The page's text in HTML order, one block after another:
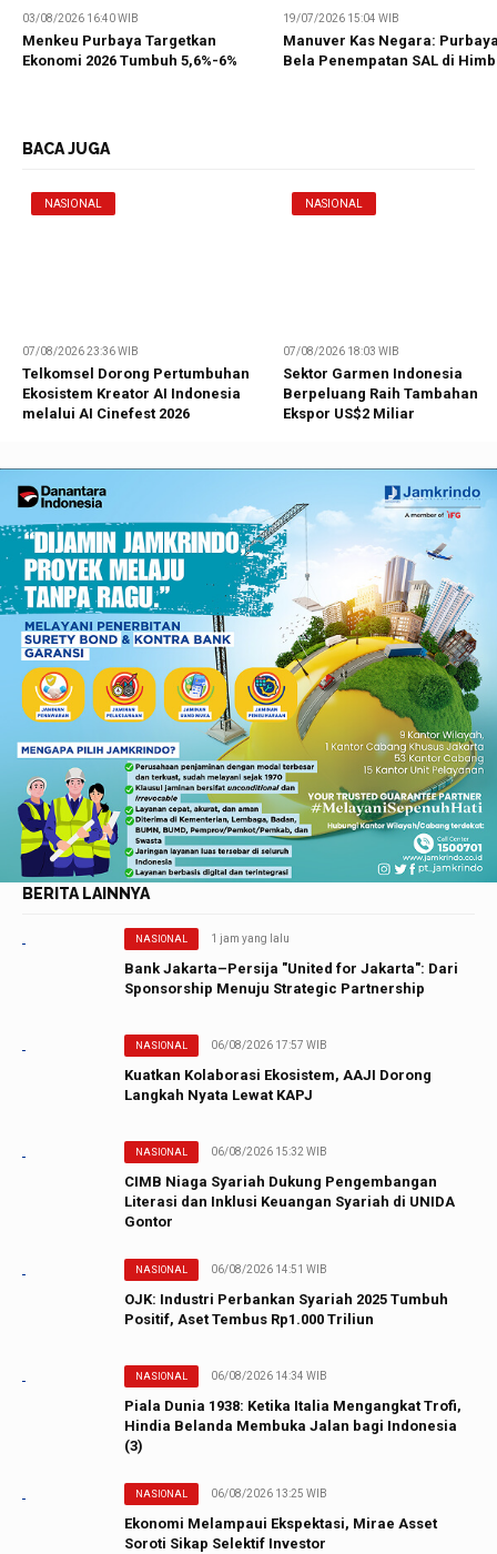
03/08/2026 16:40 WIB
Menkeu Purbaya Targetkan
Ekonomi 2026 Tumbuh 5,6%-6%
19/07/2026 15:04 WIB
Manuver Kas Negara:
Bela Penempatan SAL di
BACA JUGA
NASIONAL
07/08/2026 23:36 WIB
Telkomsel Dorong Pertumbuhan
Ekosistem Kreator AI Indonesia
melalui AI Cinefest 2026
NASIONAL
07/08/2026 18:03 WIB
Sektor Garmen Indonesia
Berpeluang Raih Tambahan
Ekspor US$2 Miliar
BERITA LAINNYA
NASIONAL 1 jam yang lalu
Bank Jakarta–Persija "United for Jakarta": Dari
Sponsorship Menuju Strategic Partnership
NASIONAL 06/08/2026 17:57 WIB
Kuatkan Kolaborasi Ekosistem, AAJI Dorong
Langkah Nyata Lewat KAPJ
NASIONAL 06/08/2026 15:32 WIB
CIMB Niaga Syariah Dukung Pengembangan
Literasi dan Inklusi Keuangan Syariah di UNIDA
Gontor
NASIONAL 06/08/2026 14:51 WIB
OJK: Industri Perbankan Syariah 2025 Tumbuh
Positif, Aset Tembus Rp1.000 Triliun
NASIONAL 06/08/2026 14:34 WIB
Piala Dunia 1938: Ketika Italia Mengangkat Trofi,
Hindia Belanda Membuka Jalan bagi Indonesia
(3)
NASIONAL 06/08/2026 13:25 WIB
Ekonomi Melampaui Ekspektasi, Mirae Asset
Soroti Sikap Selektif Investor